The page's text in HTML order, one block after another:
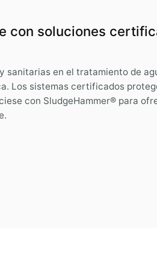
con soluciones
sanitarias en el tratamiento de
Los sistemas certificados
con SludgeHammer® para